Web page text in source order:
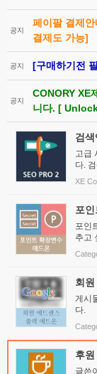
공지
페이팔 결제
결제도 가능]
공지 [구매하기전
공지
CONORY XE
니다. [
검
고급
다.
XE
포
포인
추고
보여
회
게시
다.
후
글쓴